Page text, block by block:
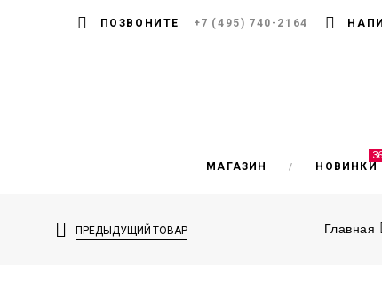
ПОЗВОНИТЕ +7 (495) 740-2164
МАГАЗИН НОВИНКИ
36
ПРЕДЫДУЩИЙ ТОВАР Главная